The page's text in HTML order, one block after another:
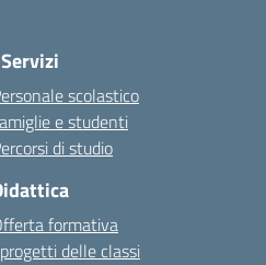
scolastico
e studenti
di studio
formativa
delle classi